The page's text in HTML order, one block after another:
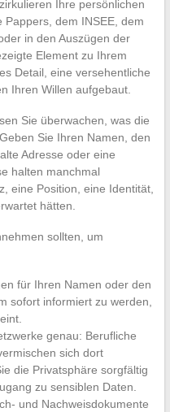
Ihre persönlichen
Pappers, dem INSEE, dem
in den Auszügen der
Element zu Ihrem
Detail, eine versehentliche
Ihren Willen aufgebaut.
Sie überwachen, was die
Sie Ihren Namen, den
Adresse oder eine
halten manchmal
eine Position, eine Identität,
hätten.
sollten, um
für Ihren Namen oder den
sofort informiert zu werden,
genau: Berufliche
sich dort
die Privatsphäre sorgfältig
zu sensiblen Daten.
und Nachweisdokumente